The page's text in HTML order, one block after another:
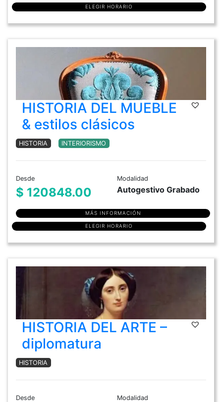
ELEGIR HORARIO
HISTORIA DEL MUEBLE
& estilos clásicos
HISTORIA INTERIORISMO
Desde
$ 120848.00
Modalidad
Autogestivo Grabado
MÁS INFORMACIÓN
ELEGIR HORARIO
HISTORIA DEL ARTE –
diplomatura
HISTORIA
Desde Modalidad